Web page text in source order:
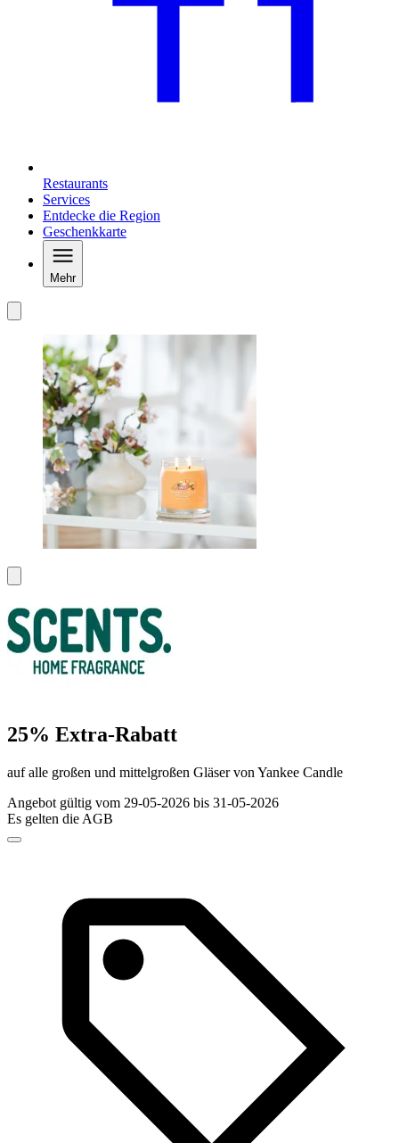
Restaurants
Services
Entdecke die Region
Geschenkkarte
Mehr
25% Extra-Rabatt
auf alle großen und mittelgroßen Gläser von Yankee Candle
Angebot gültig vom 29-05-2026 bis 31-05-2026
Es gelten die AGB